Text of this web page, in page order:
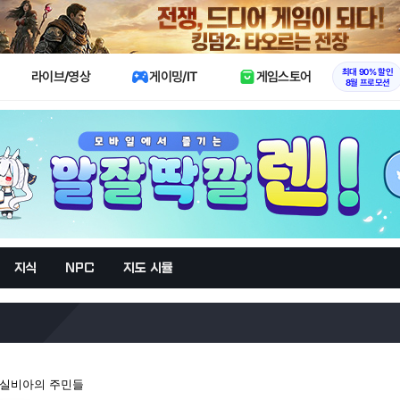
X
라이브/영상 게이밍/IT 게임스토어
최대 90% 할인
8월 프로모션
지식 NPC 지도 시뮬
비아의 주민들